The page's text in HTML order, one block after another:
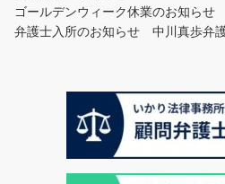
ゴールデンウィーク休業のお知らせ
弁護士入所のお知らせ 中川真歩弁護